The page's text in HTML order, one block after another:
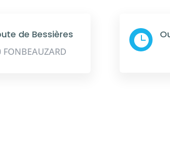
de Bessières
FONBEAUZARD
